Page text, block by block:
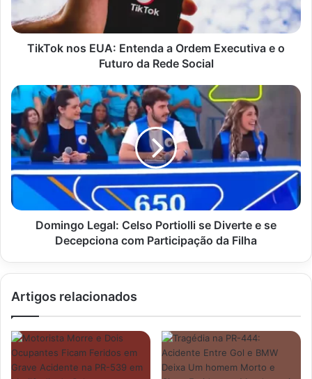
Executiva
o
Futuro
Social
TikTok nos EUA: Entenda a Ordem Executiva e o
Futuro da Rede Social
Domingo
Legal:
Celso
Portiolli
se
Diverte
e
se
Decepciona
Participação
Domingo Legal: Celso Portiolli se Diverte e se
Decepciona com Participação da Filha
Artigos relacionados